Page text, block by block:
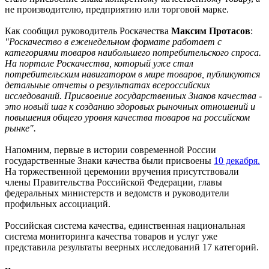
не производителю, предприятию или торговой марке.
Как сообщил руководитель Роскачества Максим Протасов:
"Роскачество в еженедельном формате работает с
категориями товаров наибольшего потребительского спроса.
На портале Роскачества, который уже стал
потребительским навигатором в мире товаров, публикуются
детальные отчеты о результатах всероссийских
исследований. Присвоение государственных Знаков качества -
это новый шаг к созданию здоровых рыночных отношений и
повышения общего уровня качества товаров на российском
рынке".
Напомним, первые в истории современной России
государственные Знаки качества были присвоены 10 декабря.
На торжественной церемонии вручения присутствовали
члены Правительства Российской Федерации, главы
федеральных министерств и ведомств и руководители
профильных ассоциаций.
Российская система качества, единственная национальная
система мониторинга качества товаров и услуг уже
представила результаты веерных исследований 17 категорий.